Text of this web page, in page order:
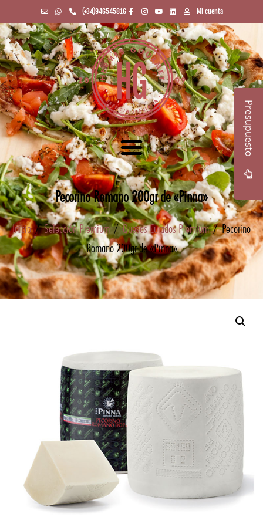
(+34)946545816 Mi cuenta
Pecorino Romano 200gr de «Pinna»
Inicio/Selección Premium/Quesos Curados Premium/ Pecorino
Romano 200gr de «Pinna»
Presupuesto